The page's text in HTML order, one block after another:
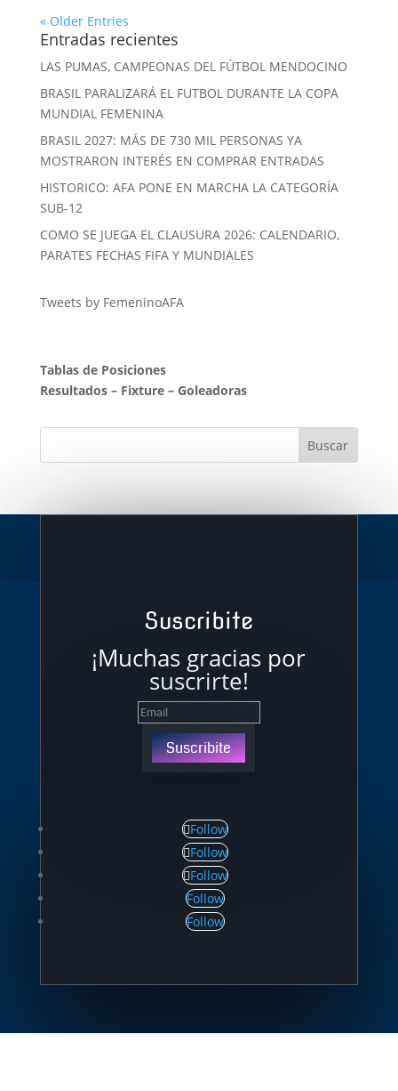
« Older Entries
Entradas recientes
LAS PUMAS, CAMPEONAS DEL FÚTBOL MENDOCINO
BRASIL PARALIZARÁ EL FUTBOL DURANTE LA COPA
MUNDIAL FEMENINA
BRASIL 2027: MÁS DE 730 MIL PERSONAS YA
MOSTRARON INTERÉS EN COMPRAR ENTRADAS
HISTORICO: AFA PONE EN MARCHA LA CATEGORÍA
SUB-12
COMO SE JUEGA EL CLAUSURA 2026: CALENDARIO,
PARATES FECHAS FIFA Y MUNDIALES
Tweets by FemeninoAFA
Tablas de Posiciones
Resultados– Fixture– Goleadoras
Suscribite
¡Muchas gracias por
suscrirte!
Suscribite
Follow
Follow
Follow
Follow
Follow